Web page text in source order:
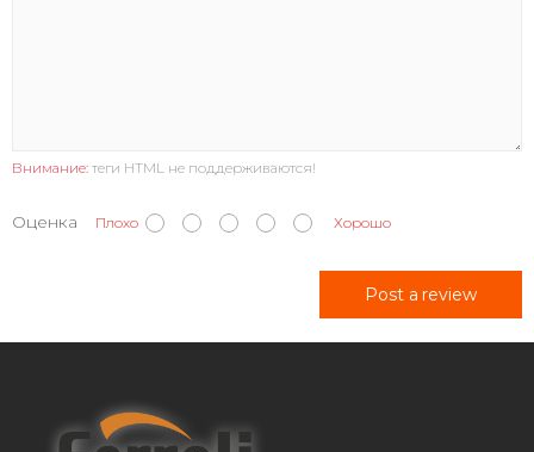
Внимание: теги HTML не поддерживаются!
Оценка Плохо Хорошо
Post a review